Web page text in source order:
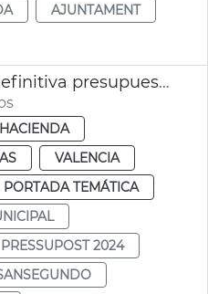
AJUNTAMENT
Pleno aprobación definitiva presupuesto 2024
HACIENDA
VALENCIA
PORTADA TEMÁTICA
PRESSUPOST 2024